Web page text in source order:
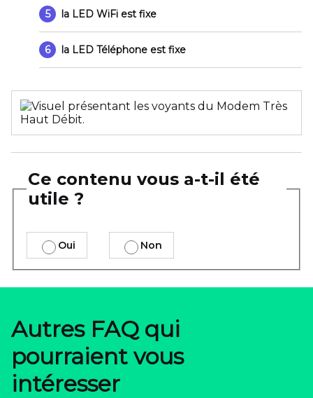
5 la LED WiFi est fixe
6 la LED Téléphone est fixe
Ce contenu vous a-t-il été
utile ?
Oui Non
Autres FAQ qui
pourraient vous
intéresser